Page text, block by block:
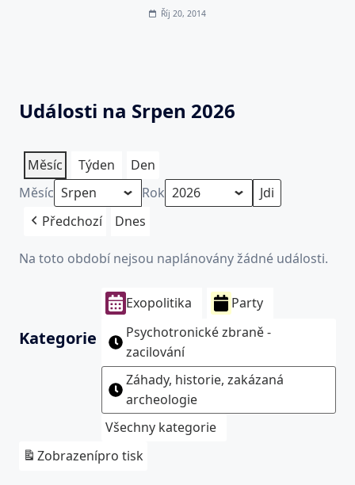
Říj 20, 2014
Události na Srpen 2026
Měsíc Týden
Den
Měsíc
Rok
Předchozí
Dnes
Na toto období nejsou naplánovány žádné události.
Kategorie
Exopolitika
Party
Psychotronické zbraně -
zacilování
Záhady, historie, zakázaná
archeologie
Všechny kategorie
Zobrazenípro tisk